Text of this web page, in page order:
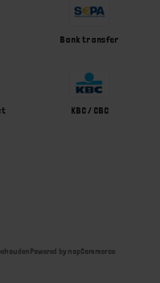
Bank transfer
KBC / CBC
Powered by nopCommerce